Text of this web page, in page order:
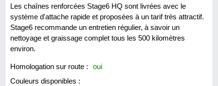
Les chaînes renforcées Stage6 HQ sont livrées avec le
système d'attache rapide et proposées à un tarif très attractif.
Stage6 recommande un entretien régulier, à savoir un
nettoyage et graissage complet tous les 500 kilomètres
environ.
Homologation sur route :
oui
Couleurs disponibles :